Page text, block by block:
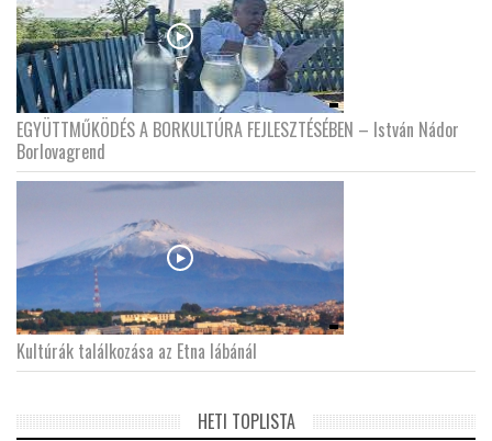
EGYÜTTMŰKÖDÉS A BORKULTÚRA FEJLESZTÉSÉBEN – István Nádor
Borlovagrend
Kultúrák találkozása az Etna lábánál
HETI TOPLISTA